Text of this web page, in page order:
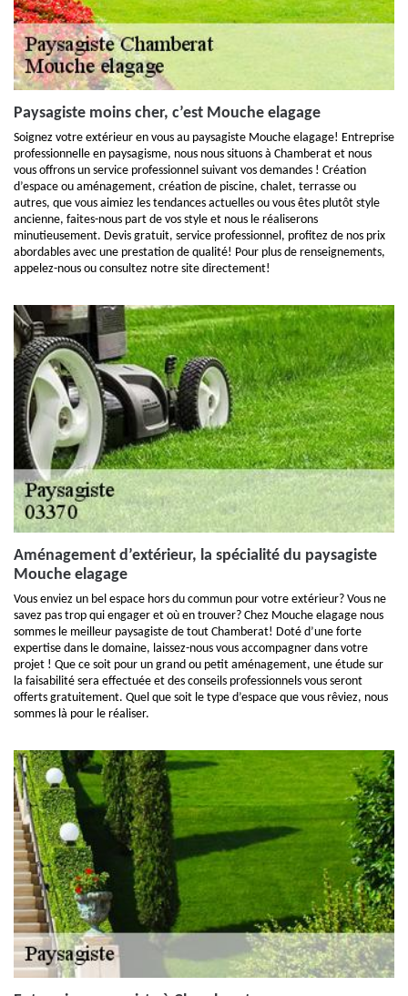
Paysagiste moins cher, c’est Mouche elagage
Soignez votre extérieur en vous au paysagiste Mouche elagage! Entreprise
professionnelle en paysagisme, nous nous situons à Chamberat et nous
vous offrons un service professionnel suivant vos demandes ! Création
d’espace ou aménagement, création de piscine, chalet, terrasse ou
autres, que vous aimiez les tendances actuelles ou vous êtes plutôt style
ancienne, faites-nous part de vos style et nous le réaliserons
minutieusement. Devis gratuit, service professionnel, profitez de nos prix
abordables avec une prestation de qualité! Pour plus de renseignements,
appelez-nous ou consultez notre site directement!
Aménagement d’extérieur, la spécialité du paysagiste
Mouche elagage
Vous enviez un bel espace hors du commun pour votre extérieur? Vous ne
savez pas trop qui engager et où en trouver? Chez Mouche elagage nous
sommes le meilleur paysagiste de tout Chamberat! Doté d’une forte
expertise dans le domaine, laissez-nous vous accompagner dans votre
projet ! Que ce soit pour un grand ou petit aménagement, une étude sur
la faisabilité sera effectuée et des conseils professionnels vous seront
offerts gratuitement. Quel que soit le type d’espace que vous rêviez, nous
sommes là pour le réaliser.